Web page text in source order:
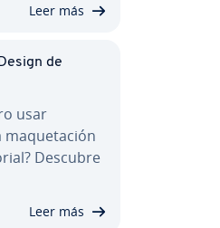
Leer más
de
usar
ma­que­ta­ción
Descubre
Leer más